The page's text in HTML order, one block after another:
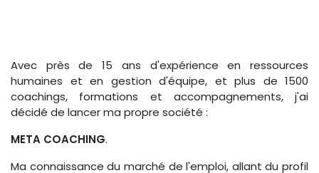
Avec près de 15 ans d'expérience en ressources
humaines et en gestion d'équipe, et plus de 1500
coachings, formations et accompagnements, j'ai
décidé de lancer ma propre société :
META COACHING.
Ma connaissance du marché de l'emploi, allant du profil